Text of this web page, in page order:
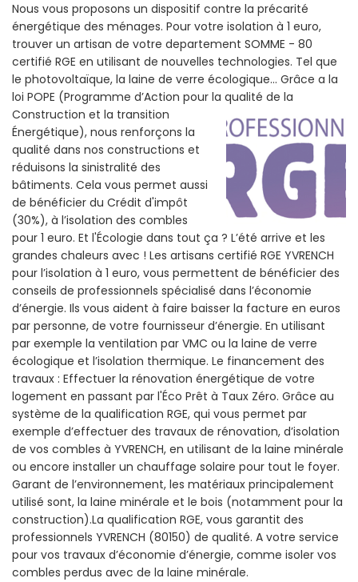
Nous vous proposons un dispositif contre la précarité
énergétique des ménages. Pour votre isolation à 1 euro,
trouver un artisan de votre departement SOMME - 80
certifié RGE en utilisant de nouvelles technologies. Tel que
le photovoltaïque, la laine de verre écologique... Grâce a la
loi POPE (Programme d’Action pour la qualité de la
Construction et la transition
Énergétique), nous renforçons la
qualité dans nos constructions et
réduisons la sinistralité des
bâtiments. Cela vous permet aussi
de bénéficier du Crédit d'impôt
(30%), à l’isolation des combles
pour 1 euro. Et l'Écologie dans tout ça ? L’été arrive et les
grandes chaleurs avec ! Les artisans certifié RGE YVRENCH
pour l’isolation à 1 euro, vous permettent de bénéficier des
conseils de professionnels spécialisé dans l’économie
d’énergie. Ils vous aident à faire baisser la facture en euros
par personne, de votre fournisseur d’énergie. En utilisant
par exemple la ventilation par VMC ou la laine de verre
écologique et l’isolation thermique. Le financement des
travaux : Effectuer la rénovation énergétique de votre
logement en passant par l'Éco Prêt à Taux Zéro. Grâce au
système de la qualification RGE, qui vous permet par
exemple d’effectuer des travaux de rénovation, d’isolation
de vos combles à YVRENCH, en utilisant de la laine minérale
ou encore installer un chauffage solaire pour tout le foyer.
Garant de l’environnement, les matériaux principalement
utilisé sont, la laine minérale et le bois (notamment pour la
construction).La qualification RGE, vous garantit des
professionnels YVRENCH (80150) de qualité. A votre service
pour vos travaux d’économie d’énergie, comme isoler vos
combles perdus avec de la laine minérale.